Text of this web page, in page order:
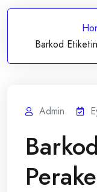
Barkod
Admin